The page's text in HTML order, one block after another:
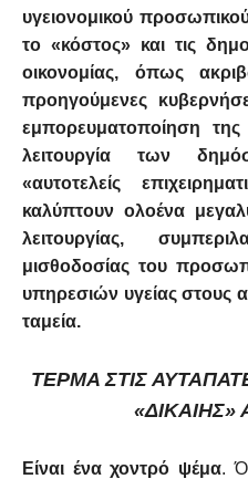
υγειονομικού
το «κόστος» και τις
οικονομίας, όπως
προηγούμενες
εμπορευματοποίηση της
λειτουργία των
«αυτοτελείς
καλύπτουν ολοένα
λειτουργίας,
μισθοδοσίας του
υπηρεσιών υγείας στους
ταμεία.
ΤΕΡΜΑ ΣΤΙΣ
Είναι ένα χοντρό ψέμα.